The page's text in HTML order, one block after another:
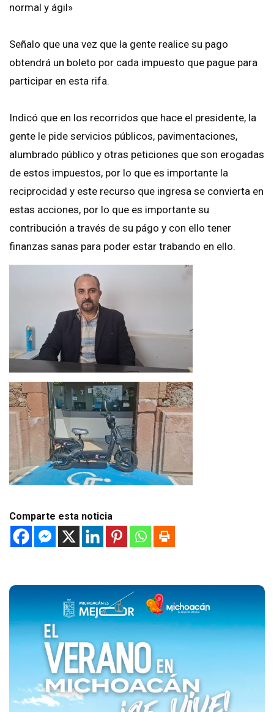
normal y ágil»
Señalo que una vez que la gente realice su pago
obtendrá un boleto por cada impuesto que pague para
participar en esta rifa.
Indicó que en los recorridos que hace el presidente, la
gente le pide servicios públicos, pavimentaciones,
alumbrado público y otras peticiones que son erogadas
de estos impuestos, por lo que es importante la
reciprocidad y este recurso que ingresa se convierta en
estas acciones, por lo que es importante su
contribución a través de su págo y con ello tener
finanzas sanas para poder estar trabando en ello.
Comparte esta noticia